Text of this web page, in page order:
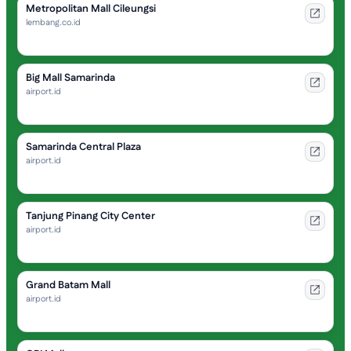
Metropolitan Mall Cileungsi
lembang.co.id
Big Mall Samarinda
airport.id
Samarinda Central Plaza
airport.id
Tanjung Pinang City Center
airport.id
Grand Batam Mall
airport.id